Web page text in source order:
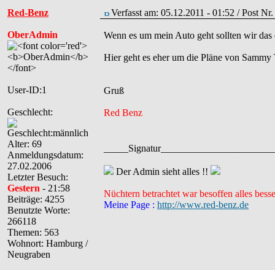
Red-Benz
OberAdmin
User-ID:1
Geschlecht:
Alter: 69
Anmeldungsdatum:
27.02.2006
Letzter Besuch:
Gestern - 21:58
Beiträge: 4255
Benutzte Worte:
266118
Themen: 563
Wohnort: Hamburg /
Neugraben
Verfasst am: 05.12.2011 - 01:52 / Post
Wenn es um mein Auto geht sollten wir
Hier geht es eher um die Pläne von Sammy
Gruß
Red Benz
Der Admin sieht alles !!
Nüchtern betrachtet war besoffen alles
Meine Page : http://www.red-benz.de